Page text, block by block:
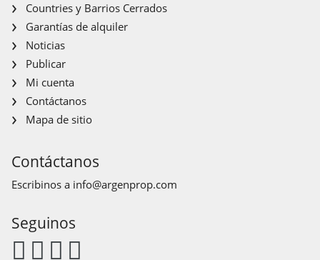
Countries y Barrios Cerrados
Garantías de alquiler
Noticias
Publicar
Mi cuenta
Contáctanos
Mapa de sitio
Contáctanos
Escribinos a info@argenprop.com
Seguinos